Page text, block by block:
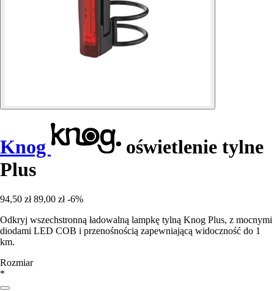
Knog
oświetlenie tylne
Plus
94,50 zł 89,00 zł -6%
Odkryj wszechstronną ładowalną lampkę tylną Knog Plus, z mocnymi
diodami LED COB i przenośnością zapewniającą widoczność do 1
km.
Rozmiar
*